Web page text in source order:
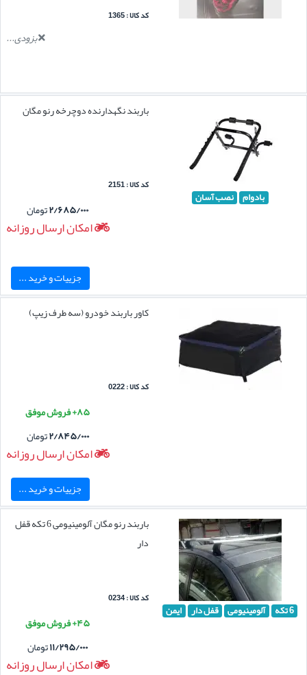
کد کالا : 1365
بزودی...
بادوام نصب آسان
باربند نگهدارنده دوچرخه رنو مگان
کد کالا : 2151
۲/۶۸۵/۰۰۰تومان
امکان ارسال روزانه
جزییات و خرید ...
کاور باربند خودرو (سه طرف زیپ)
کد کالا : 0222
۸۵+ فروش موفق
۲/۸۴۵/۰۰۰تومان
امکان ارسال روزانه
جزییات و خرید ...
6 تکه آلومینیومی قفل دار ایمن
باربند رنو مگان آلومینیومی 6 تکه قفل
دار
کد کالا : 0234
۴۵+ فروش موفق
۱۱/۲۹۵/۰۰۰تومان
امکان ارسال روزانه